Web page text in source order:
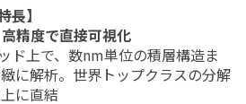
長】
精度で直接可視化
ド上で、数nm単位の積層構造ま
に解析。世界トップクラスの分解
に直結